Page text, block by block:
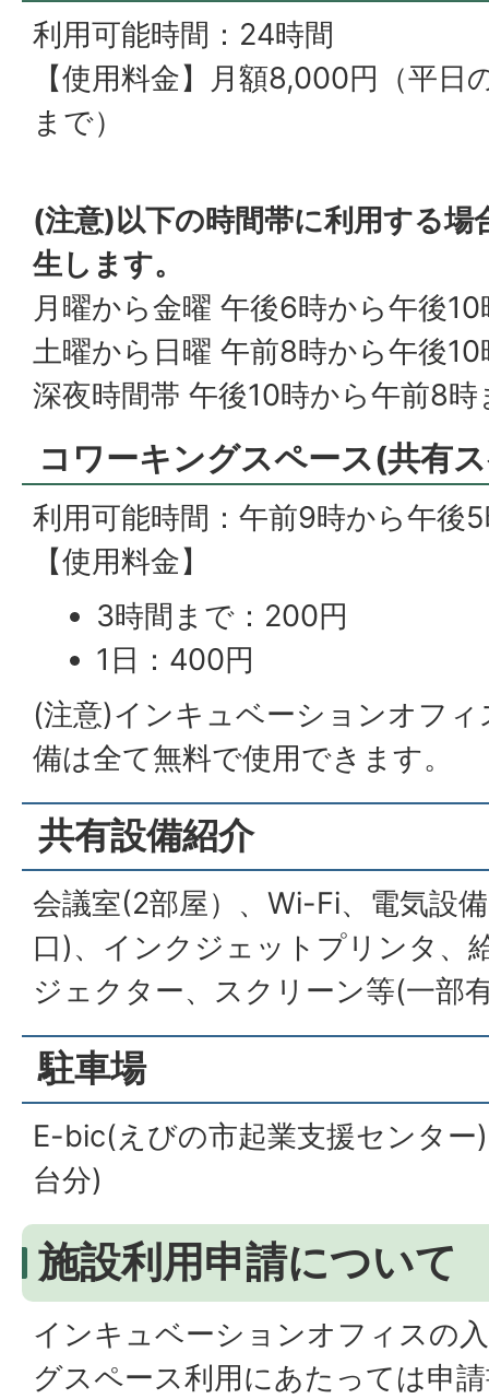
利用可能時間：24時間
【使用料金】月額8,000円（平
まで）
(注意)以下の時間帯に利用する場
生します。
月曜から金曜 午後6時から午後
土曜から日曜 午前8時から午後
深夜時間帯 午後10時から午前8
コワーキングスペース(共有
利用可能時間：午前9時から午後
【使用料金】
3時間まで：200円
1日：400円
(注意)インキュベーションオフ
備は全て無料で使用できます。
共有設備紹介
会議室(2部屋）、Wi-Fi、電気設
口)、インクジェットプリンタ、
ジェクター、スクリーン等(一部
駐車場
E-bic(えびの市起業支援センタ
台分)
施設利用申請について
インキュベーションオフィスの
グスペース利用にあたっては申